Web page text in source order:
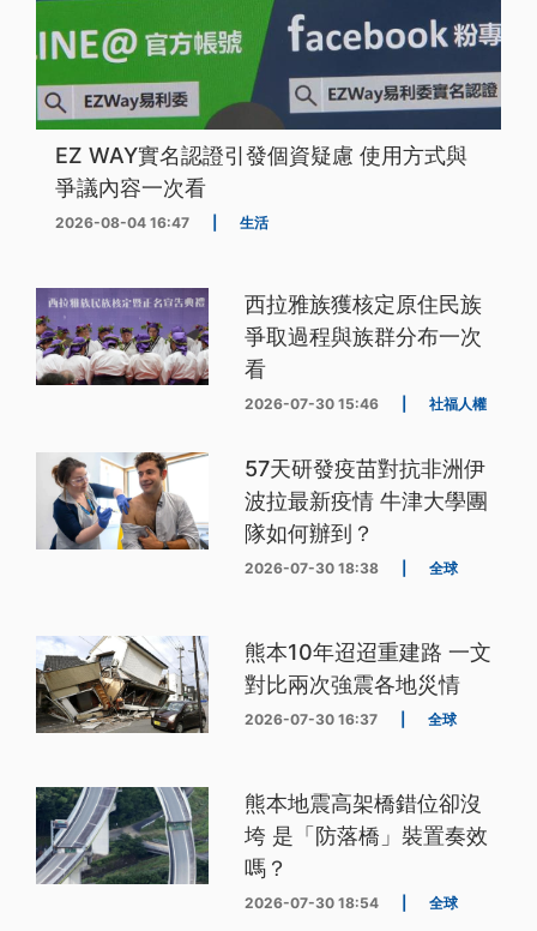
EZ WAY實名認證引發個資疑慮 使用方式與
爭議內容一次看
2026-08-04 16:47 生活
西拉雅族獲核定原住民族
爭取過程與族群分布一次
看
2026-07-30 15:46 社福人權
57天研發疫苗對抗非洲伊
波拉最新疫情 牛津大學團
隊如何辦到？
2026-07-30 18:38 全球
熊本10年迢迢重建路 一文
對比兩次強震各地災情
2026-07-30 16:37 全球
熊本地震高架橋錯位卻沒
垮 是「防落橋」裝置奏效
嗎？
2026-07-30 18:54 全球